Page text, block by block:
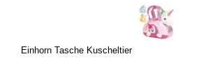
Einhorn Tasche Kuscheltier